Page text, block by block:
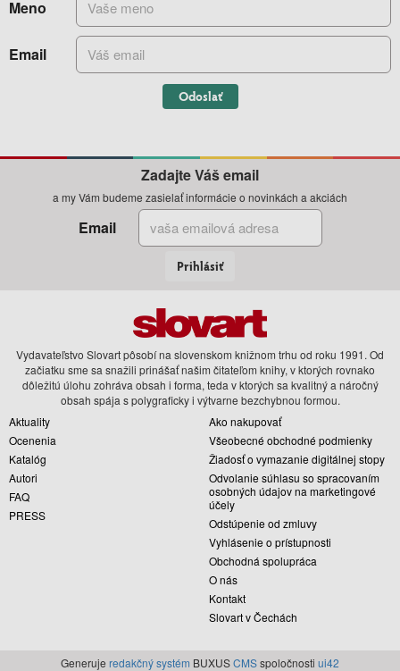
Meno
Email
Odoslať
Zadajte Váš email
a my Vám budeme zasielať informácie o novinkách a akciách
Email
Prihlásiť
Vydavateľstvo Slovart pôsobí na slovenskom knižnom trhu od roku 1991. Od
začiatku sme sa snažili prinášať našim čitateľom knihy, v ktorých rovnako
dôležitú úlohu zohráva obsah i forma, teda v ktorých sa kvalitný a náročný
obsah spája s polygraficky i výtvarne bezchybnou formou.
Aktuality
Ocenenia
Katalóg
Autori
FAQ
PRESS
Ako nakupovať
Všeobecné obchodné podmienky
Žiadosť o vymazanie digitálnej stopy
Odvolanie súhlasu so spracovaním
osobných údajov na marketingové
účely
Odstúpenie od zmluvy
Vyhlásenie o prístupnosti
Obchodná spolupráca
O nás
Kontakt
Slovart v Čechách
Generuje redakčný systém BUXUSCMSspoločnosti ui42